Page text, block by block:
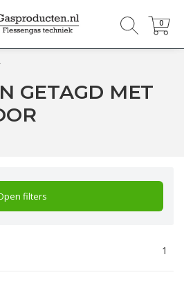
0
0
GETAGD MET
filters
1